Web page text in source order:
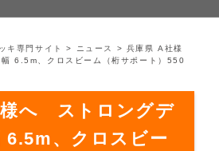
キ専門サイト > ニュース > 兵庫県 A社様
6.5m、クロスビーム（桁サポート）550
へ ストロングデ
6.5m、クロスビー